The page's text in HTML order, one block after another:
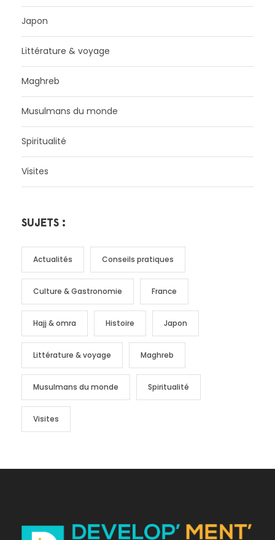
Japon
Littérature & voyage
Maghreb
Musulmans du monde
Spiritualité
Visites
SUJETS :
Actualités Conseils pratiques
Culture & Gastronomie France
Hajj & omra Histoire Japon
Littérature & voyage Maghreb
Musulmans du monde Spiritualité
Visites